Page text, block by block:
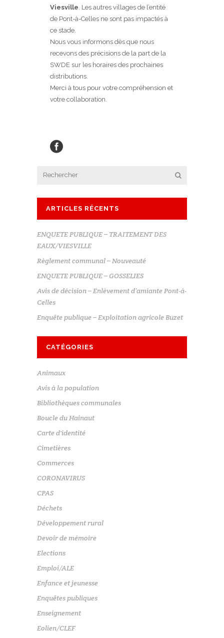
Viesville. Les autres villages de l’entité
de Pont-à-Celles ne sont pas impactés à
ce stade.
Nous vous informons dès que nous
recevons des précisions de la part de la
SWDE sur les horaires des prochaines
distributions.
Merci à tous pour votre compréhension et
votre collaboration.
ARTICLES RÉCENTS
ENQUETE PUBLIQUE – TRAITEMENT DES
EAUX/VIESVILLE
Règlement communal – Nouveauté
ENQUETE PUBLIQUE – GOSSELIES
Avis de décision – Enlèvement d’amiante Pont-à-
Celles
Enquête publique – Exploitation agricole Buzet
CATÉGORIES
Animaux
Avis à la population
Bibliothèques communales
Boucle du Hainaut
Carte d'identité
Cimetières
Commerces
CORONAVIRUS
CPAS
Déchets
Développement rural
Devoir de mémoire
Elections
Emploi/ALE
Enfance et jeunesse
Enquêtes publiques
Enseignement
Eolien/CLEF